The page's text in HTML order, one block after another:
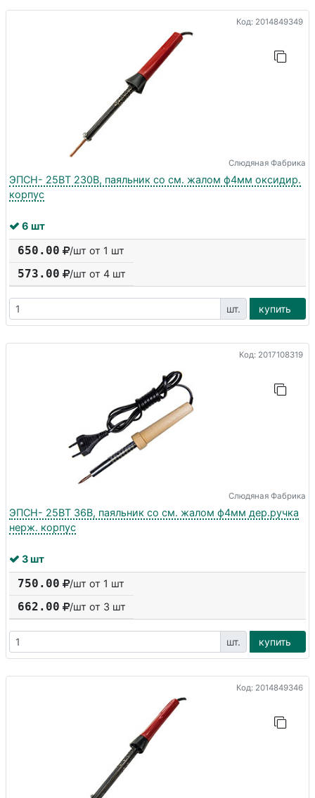
Код: 2014849349
Слюдяная Фабрика
ЭПСН- 25ВТ 230В, паяльник со см. жалом ф4мм оксидир.
корпус
6 шт
650.00 /шт от 1 шт
573.00 /шт от 4 шт
шт. купить
Код: 2017108319
Слюдяная Фабрика
ЭПСН- 25ВТ 36В, паяльник со см. жалом ф4мм дер.ручка
нерж. корпус
3 шт
750.00 /шт от 1 шт
662.00 /шт от 3 шт
шт. купить
Код: 2014849346